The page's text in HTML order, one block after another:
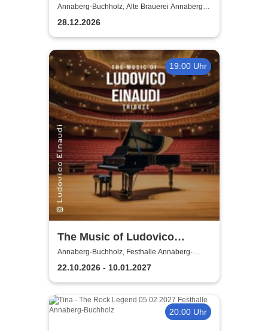
2026
Annaberg-Buchholz, Alte Brauerei Annaberg-
Buchholz
28.12.2026
19:00 Uhr
The Music of Ludovico
Einaudi: Tribute-
Klavierkonzert - Ludovico
Einaudi Tribute bei
Kerzenschein
Annaberg-Buchholz, Festhalle Annaberg-
Buchholz
22.10.2026 - 10.01.2027
20:00 Uhr